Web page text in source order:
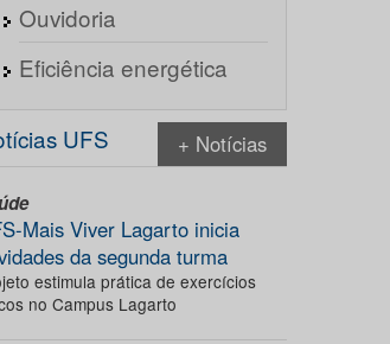
Ouvidoria
Eficiência energética
UFS + Notícias
Mais Viver Lagarto inicia
da segunda turma
estimula prática de exercícios
no Campus Lagarto